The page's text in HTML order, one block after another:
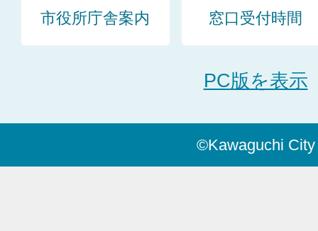
市役所庁舎案内 窓口受付時間
PC版を表示
©Kawaguchi City